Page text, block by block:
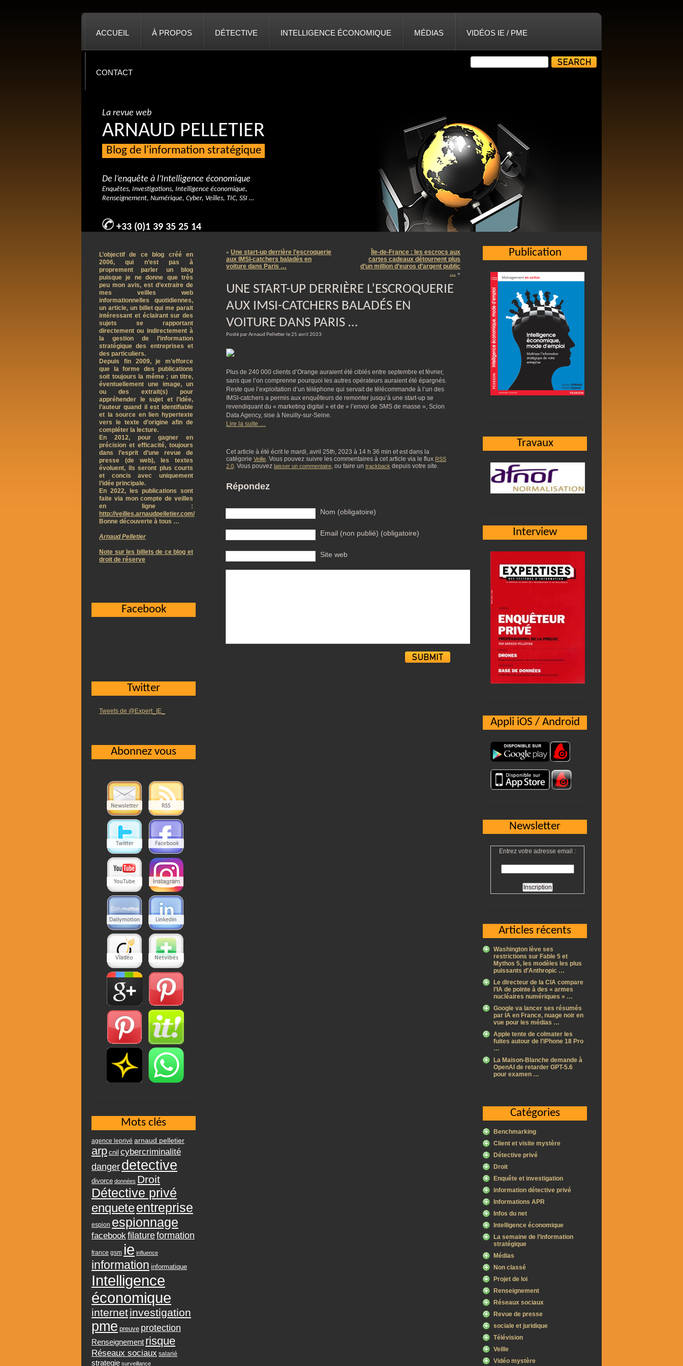
ACCUEIL À PROPOS DÉTECTIVE INTELLIGENCE ÉCONOMIQUE MÉDIAS VIDÉOS IE / PME
CONTACT
La revue web
ARNAUD PELLETIER
Blog de l'information stratégique
De l’enquête à l’Intelligence économique
Enquêtes, Investigations, Intelligence économique,
Renseignement, Numérique, Cyber, Veilles, TIC, SSI …
+33 (0)1 39 35 25 14
« Une start-up derrière l’escroquerie
aux IMSI-catchers baladés en
voiture dans Paris …
Île-de-France : les escrocs aux
cartes cadeaux détournent plus
d’un million d’euros d’argent public
… »
UNE START-UP DERRIÈRE L’ESCROQUERIE
AUX IMSI-CATCHERS BALADÉS EN
VOITURE DANS PARIS …
Posté par Arnaud Pelletier le 25 avril 2023
Plus de 240 000 clients d’Orange auraient été ciblés entre septembre et février,
sans que l’on comprenne pourquoi les autres opérateurs auraient été épargnés.
Reste que l’exploitation d’un téléphone qui servait de télécommande à l’un des
IMSI-catchers a permis aux enquêteurs de remonter jusqu’à une start-up se
revendiquant du « marketing digital » et de « l’envoi de SMS de masse », Scion
Data Agency, sise à Neuilly-sur-Seine.
Lire la suite …
Cet article à été écrit le mardi, avril 25th, 2023 à 14 h 36 min et est dans la
catégorie Veille. Vous pouvez suivre les commentaires à cet article via le flux RSS
2.0. Vous pouvez laisser un commentaire, ou faire un trackback depuis votre site.
Répondez
Nom (obligatoire)
Email (non publié) (obligatoire)
Site web
Publication
Travaux
Interview
Appli iOS / Android
Newsletter
Entrez votre adresse email :
Articles récents
Washington lève ses
restrictions sur Fable 5 et
Mythos 5, les modèles les plus
puissants d’Anthropic …
Le directeur de la CIA compare
l’IA de pointe à des « armes
nucléaires numériques » …
Google va lancer ses résumés
par IA en France, nuage noir en
vue pour les médias …
Apple tente de colmater les
fuites autour de l’iPhone 18 Pro
…
La Maison-Blanche demande à
OpenAI de retarder GPT-5.6
pour examen …
Catégories
Benchmarking
Client et visite mystère
Détective privé
Droit
Enquête et investigation
information détective privé
Informations APR
Infos du net
Intelligence économique
La semaine de l’information
stratégique
Médias
Non classé
Projet de loi
Renseignement
Réseaux sociaux
Revue de presse
sociale et juridique
Télévision
Veille
Vidéo mystère
L’objectif de ce blog créé en
2006, qui n’est pas à
proprement parler un blog
puisque je ne donne que très
peu mon avis, est d’extraire de
mes veilles web
informationnelles quotidiennes,
un article, un billet qui me parait
intéressant et éclairant sur des
sujets se rapportant
directement ou indirectement à
la gestion de l’information
stratégique des entreprises et
des particuliers.
Depuis fin 2009, je m’efforce
que la forme des publications
soit toujours la même ; un titre,
éventuellement une image, un
ou des extrait(s) pour
appréhender le sujet et l’idée,
l’auteur quand il est identifiable
et la source en lien hypertexte
vers le texte d’origine afin de
compléter la lecture.
En 2012, pour gagner en
précision et efficacité, toujours
dans l’esprit d’une revue de
presse (de web), les textes
évoluent, ils seront plus courts
et concis avec uniquement
l’idée principale.
En 2022, les publications sont
faite via mon compte de veilles
en ligne :
http://veilles.arnaudpelletier.com/
Bonne découverte à tous …
Arnaud Pelletier
Note sur les billets de ce blog et
droit de réserve
Facebook
Twitter
Tweets de @Expert_IE_
Abonnez vous
Mots clés
agence leprivé arnaud pelletier
arp cnil cybercriminalité
danger detective
divorce données Droit
Détective privé
enqueteentreprise
espion espionnage
facebookfilatureformation
france gsm ie influence
information informatique
Intelligence
économique
internetinvestigation
pme preuve protection
Renseignement risque
Réseaux sociaux salarié
strategie surveillance